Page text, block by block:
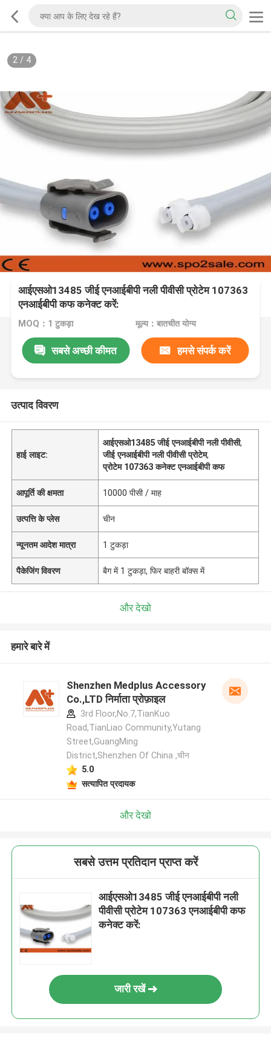
2/ 4
आईएसओ13485 जीई एनआईबीपी नली पीवीसी प्रोटेम 107363
एनआईबीपी कफ कनेक्ट करें:
MOQ：1 टुकड़ा मूल्य：बातचीत योग्य
सबसे अच्छी कीमत हमसे संपर्क करें
उत्पाद विवरण
हाई लाइट:
आईएसओ13485 जीई एनआईबीपी नली पीवीसी,
जीई एनआईबीपी नली पीवीसी प्रोटेम,
प्रोटेम 107363 कनेक्ट एनआईबीपी कफ
आपूर्ति की क्षमता 10000 पीसी / माह
उत्पत्ति के प्लेस चीन
न्यूनतम आदेश मात्रा 1 टुकड़ा
पैकेजिंग विवरण बैग में 1 टुकड़ा, फिर बाहरी बॉक्स में
और देखो
हमारे बारे में
Shenzhen Medplus Accessory
Co.,LTD निर्माता प्रोफ़ाइल
3rd Floor,No.7,TianKuo
Road,TianLiao Community,Yutang
Street,GuangMing
District,Shenzhen Of China ,चीन
5.0
सत्यापित प्रदायक
और देखो
सबसे उत्तम प्रतिदान प्राप्त करें
आईएसओ13485 जीई एनआईबीपी नली
पीवीसी प्रोटेम 107363 एनआईबीपी कफ
कनेक्ट करें:
जारी रखें